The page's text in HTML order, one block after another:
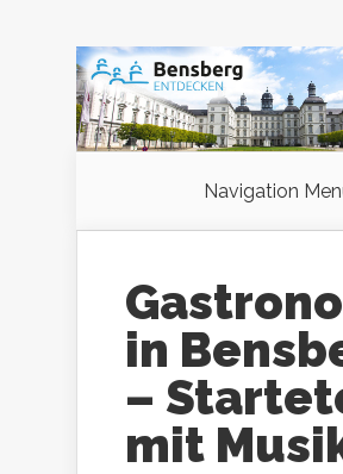
Navigation
in
–
mit